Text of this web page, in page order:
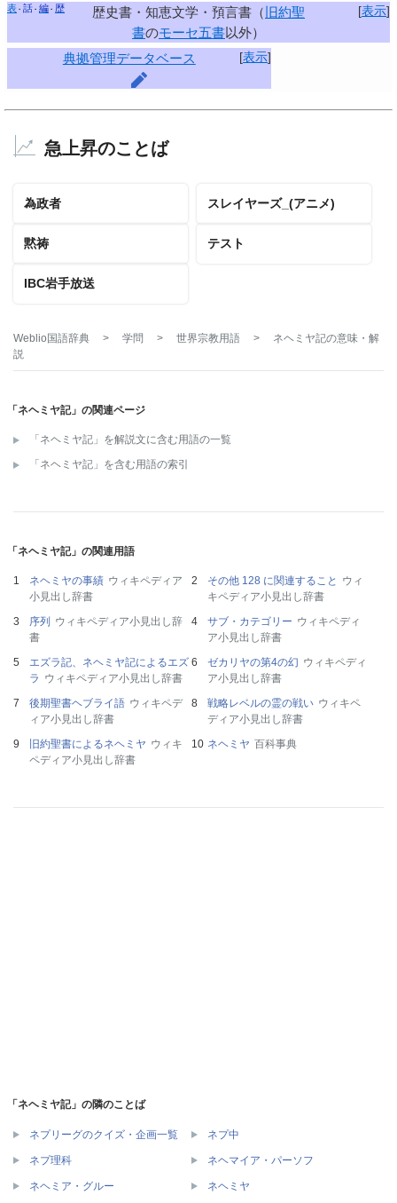
[表示]
表 話 編 歴 歴史書・知恵文学・預言書（ 旧約聖
書のモーセ五書以外）
[表示]
典拠管理データベース
急上昇のことば
為政者 スレイヤーズ_(アニメ)
黙祷 テスト
IBC岩手放送
Weblio国語辞典 > 学問 > 世界宗教用語 > ネヘミヤ記の意味・解
説
「ネヘミヤ記」の関連ページ
「ネヘミヤ記」を解説文に含む用語の一覧
「ネヘミヤ記」を含む用語の索引
「ネヘミヤ記」の関連用語
ネヘミヤの事績 ウィキペディア
小見出し辞書
その他 128 に関連すること
ウィ
キペディア小見出し辞書
序列
ウィキペディア小見出し辞
書
サブ・カテゴリー ウィキペディ
ア小見出し辞書
エズラ記、ネヘミヤ記によるエズ
ラ ウィキペディア小見出し辞書
ゼカリヤの第4の幻 ウィキペディ
ア小見出し辞書
後期聖書ヘブライ語 ウィキペデ
ィア小見出し辞書
戦略レベルの霊の戦い ウィキペ
ディア小見出し辞書
旧約聖書によるネヘミヤ ウィキ
ペディア小見出し辞書
ネヘミヤ 百科事典
「ネヘミヤ記」の隣のことば
ネプリーグのクイズ・企画一覧 ネプ中
ネプ理科 ネヘマイア・パーソフ
ネヘミア・グルー ネヘミヤ